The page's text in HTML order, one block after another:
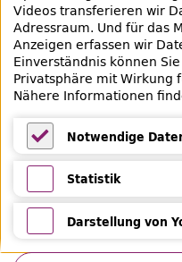
Veranstaltungsübersicht
Lern- und Beratungsangebote
Eltern & Kinder
Ferien
Medientipps und Angebote
Videos transferieren wir
Adressraum. Und für das
Anzeigen erfassen wir
Einverständnis können
Privatsphäre mit Wirkung
Nähere Informationen
Notwendige
Notwendige
Statistik
StatistikDarstellung von
Darstellung von